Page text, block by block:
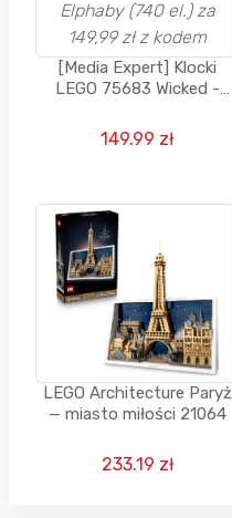
[Media Expert] Klocki
LEGO 75683 Wicked -
(740 el.) za 149,99 zł z
kodem
149.99 zł
LEGO Architecture Paryż
— miasto miłości 21064
233.19 zł